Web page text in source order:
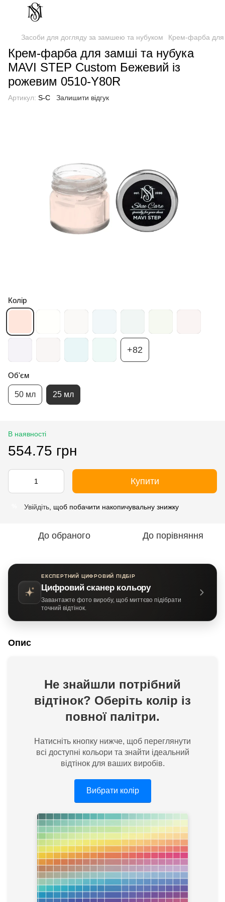
Засоби для догляду за замшею та нубуком Крем-фарба для
Крем-фарба для замші та нубука
MAVI STEP Custom Бежевий із
рожевим 0510-Y80R
Артикул: S-C Залишити відгук
Колір
+82
Об'єм
50 мл 25 мл
В наявності
554.75 грн
Купити
Увійдіть , щоб побачити накопичувальну знижку
До обраного До порівняння
ЕКСПЕРТНИЙ ЦИФРОВИЙ ПІДБІР
Цифровий сканер кольору
Завантажте фото виробу, щоб миттєво підібрати
точний відтінок.
Опис
Не знайшли потрібний
відтінок? Оберіть колір із
повної палітри.
Натисніть кнопку нижче, щоб переглянути
всі доступні кольори та знайти ідеальний
відтінок для ваших виробів.
Вибрати колір